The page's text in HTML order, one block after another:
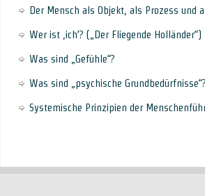
Der Mensch als Objekt, als Prozess und
Wer ist ‚ich‘? („Der Fliegende Holländer“)
Was sind „Gefühle“?
Was sind „psychische Grundbedürfnisse“?
Systemische Prinzipien der